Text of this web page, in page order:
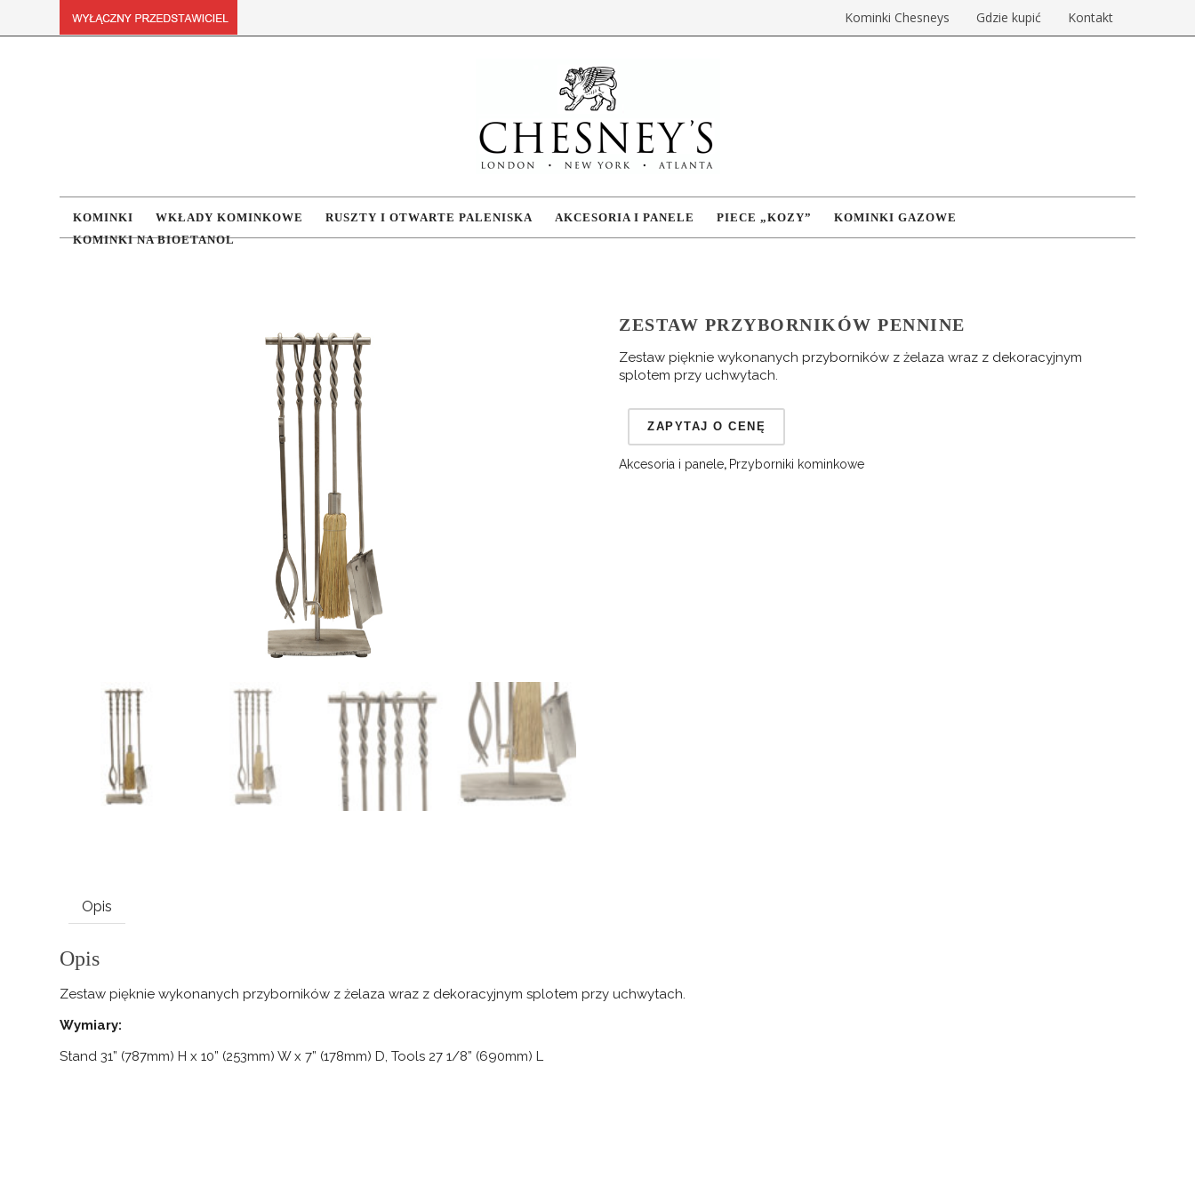
Kominki Chesneys Gdzie kupić Kontakt
KOMINKI WKŁADY KOMINKOWE RUSZTY I OTWARTE PALENISKA AKCESORIA I PANELE PIECE „KOZY”
KOMINKI GAZOWE
KOMINKI NA BIOETANOL
ZESTAW PRZYBORNIKÓW PENNINE
Zestaw pięknie wykonanych przyborników z żelaza wraz z dekoracyjnym
splotem przy uchwytach.
Akcesoria i panele, Przyborniki kominkowe
Opis
Opis
Zestaw pięknie wykonanych przyborników z żelaza wraz z dekoracyjnym splotem przy uchwytach.
Wymiary:
Stand 31” (787mm) H x 10” (253mm) W x 7” (178mm) D, Tools 27 1/8” (690mm) L